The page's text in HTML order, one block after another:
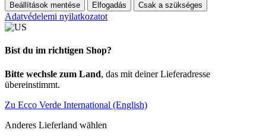
Beállítások mentése Elfogadás Csak a szükséges
Adatvédelemi nyilatkozatot
Bist du im richtigen Shop?
Bitte wechsle zum Land, das mit deiner Lieferadresse
übereinstimmt.
Zu Ecco Verde International (English)
Anderes Lieferland wählen